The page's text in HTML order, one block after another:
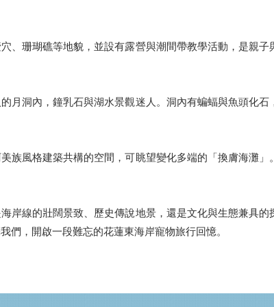
、珊瑚礁等地貌，並設有露營與潮間帶教學活動，是親子
月洞內，鐘乳石與湖水景觀迷人。洞內有蝙蝠與魚頭化石
族風格建築共構的空間，可眺望變化多端的「換膚海灘」。
岸線的壯闊景致、歷史傳說地景，還是文化與生態兼具的
們，開啟一段難忘的花蓮東海岸寵物旅行回憶。